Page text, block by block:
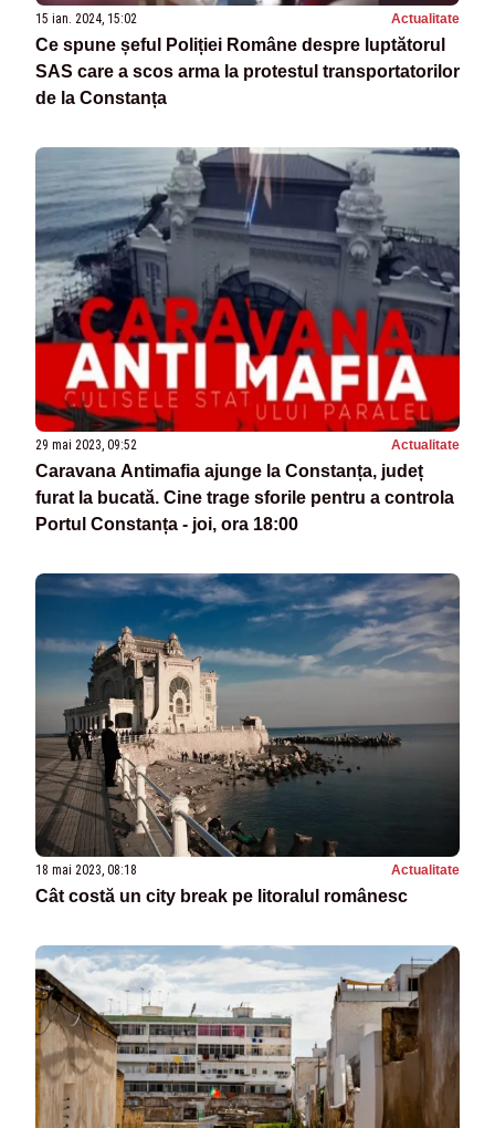
15 ian. 2024, 15:02 Actualitate
Ce spune șeful Poliției Române despre luptătorul
SAS care a scos arma la protestul transportatorilor
de la Constanța
29 mai 2023, 09:52 Actualitate
Caravana Antimafia ajunge la Constanța, județ
furat la bucată. Cine trage sforile pentru a controla
Portul Constanța - joi, ora 18:00
18 mai 2023, 08:18 Actualitate
Cât costă un city break pe litoralul românesc